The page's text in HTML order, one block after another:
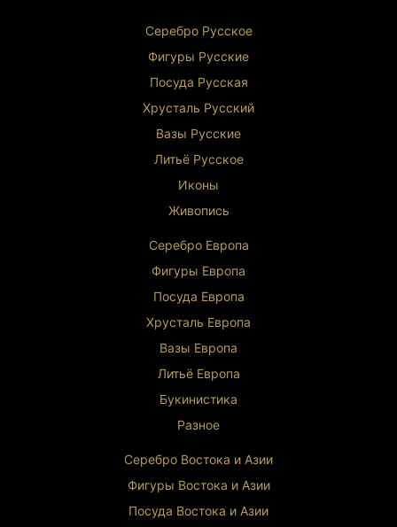
Серебро Русское
Фигуры Русские
Посуда Русская
Хрусталь Русский
Вазы Русские
Литьё Русское
Иконы
Живопись
Серебро Европа
Фигуры Европа
Посуда Европа
Хрусталь Европа
Вазы Европа
Литьё Европа
Букинистика
Разное
Серебро Востока и Азии
Фигуры Востока и Азии
Посуда Востока и Азии